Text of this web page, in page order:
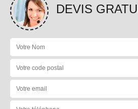
DEVIS